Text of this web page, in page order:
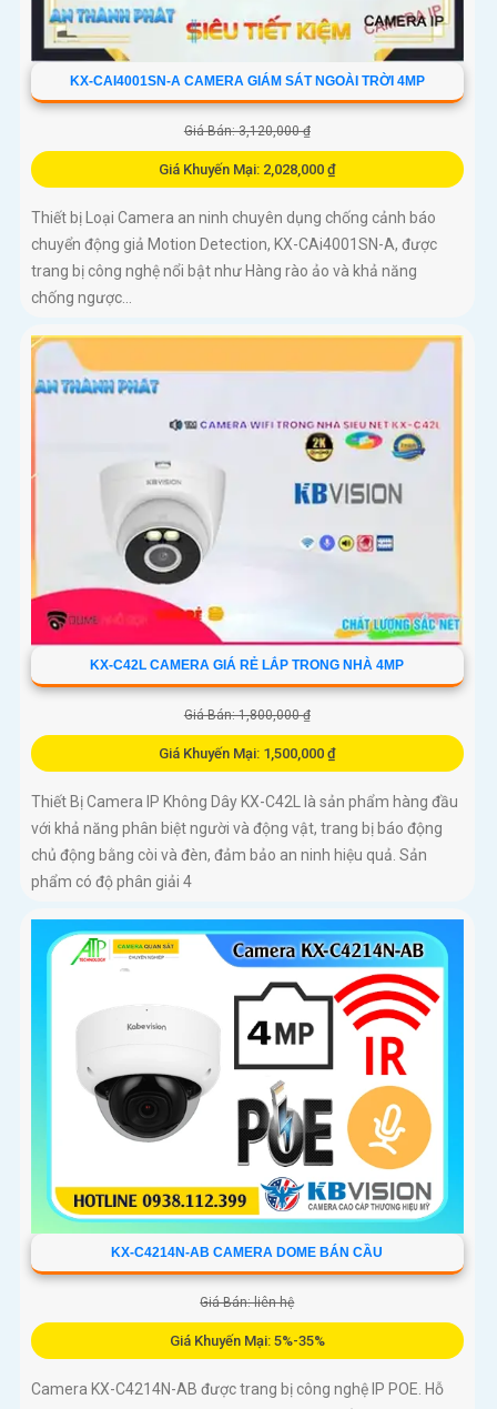
KX-CAI4001SN-A CAMERA GIÁM SÁT NGOÀI TRỜI 4MP
Giá Bán: 3,120,000 ₫
Giá Khuyến Mại: 2,028,000 ₫
Thiết bị Loại Camera an ninh chuyên dụng chống cảnh báo
chuyển động giả Motion Detection, KX-CAi4001SN-A, được
trang bị công nghệ nổi bật như Hàng rào ảo và khả năng
chống ngược...
KX-C42L CAMERA GIÁ RẺ LẮP TRONG NHÀ 4MP
Giá Bán: 1,800,000 ₫
Giá Khuyến Mại: 1,500,000 ₫
Thiết Bị Camera IP Không Dây KX-C42L là sản phẩm hàng đầu
với khả năng phân biệt người và động vật, trang bị báo động
chủ động bằng còi và đèn, đảm bảo an ninh hiệu quả. Sản
phẩm có độ phân giải 4
KX-C4214N-AB CAMERA DOME BÁN CẦU
Giá Bán: liên hệ
Giá Khuyến Mại: 5%-35%
Camera KX-C4214N-AB được trang bị công nghệ IP POE. Hỗ